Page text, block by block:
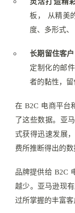
板， 从精美
度、多形式
⻓期留住客⼾
定制化的邮
者的黏性，留
在 B2C 电商平台
了这些数据。 亚
式获得迅速发展
费所推断得出的数
品牌提供给 B2C
越少。 亚⻢逊现
过所掌握的丰富客